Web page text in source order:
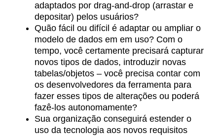
adaptados por drag-and-drop (arrastar e
depositar) pelos usuários?
Quão fácil ou difícil é adaptar ou ampliar o
modelo de dados em em uso? Com o
tempo, você certamente precisará capturar
novos tipos de dados, introduzir novas
tabelas/objetos – você precisa contar com
os desenvolvedores da ferramenta para
fazer esses tipos de alterações ou poderá
fazê-los autonomamente?
Sua organização conseguirá estender o
uso da tecnologia aos novos requisitos